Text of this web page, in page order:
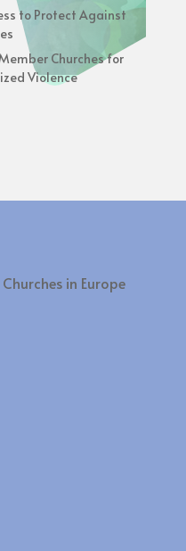
to Protect Against
Churches for
Violence
in Europe